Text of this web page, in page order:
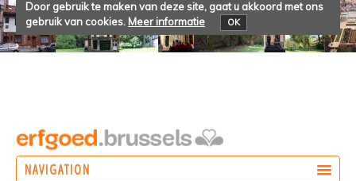
Door gebruik te maken van deze site, gaat u akkoord met ons
gebruik van cookies. Meer informatie OK
NAVIGATION